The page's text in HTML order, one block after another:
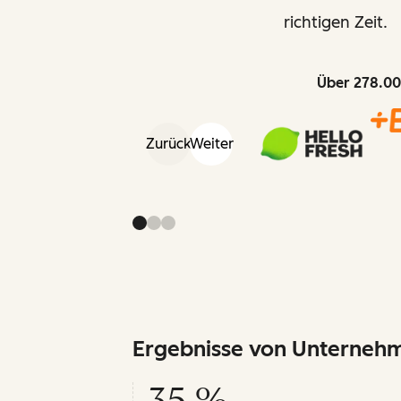
richtigen Zeit.
Über
ZurückWeiter
Ergebnisse von